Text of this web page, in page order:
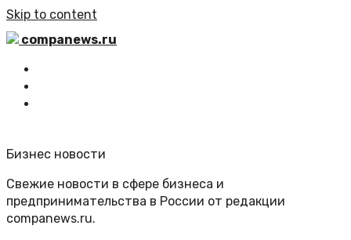
Skip to content
companews.ru
Бизнес новости
Свежие новости в сфере бизнеса и
предпринимательства в России от редакции
companews.ru.